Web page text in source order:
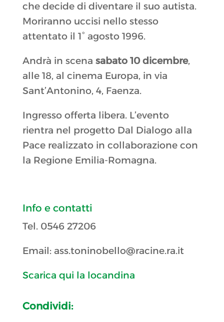
che decide di diventare il suo autista.
Moriranno uccisi nello stesso
attentato il 1° agosto 1996.
Andrà in scena sabato 10 dicembre,
alle 18, al cinema Europa, in via
Sant’Antonino, 4, Faenza.
Ingresso offerta libera. L’evento
rientra nel progetto Dal Dialogo alla
Pace realizzato in collaborazione con
la Regione Emilia-Romagna.
Info e contatti
Tel. 0546 27206
Email: ass.toninobello@racine.ra.it
Scarica qui la locandina
Condividi: